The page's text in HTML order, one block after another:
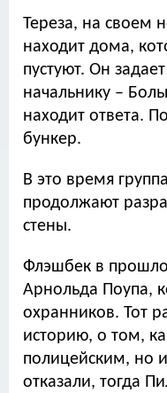
Тереза, на своем
находит дома,
пустуют. Он
начальнику –
находит ответа.
бункер.
В это время
продолжают
стены.
Флэшбек в
Арнольда Поупа,
охранников. Тот
историю, о том,
полицейским, но
отказали, тогда